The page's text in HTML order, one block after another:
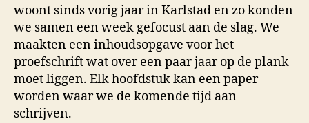
woont sinds vorig jaar in Karlstad en zo konden
we samen een week gefocust aan de slag. We
maakten een inhoudsopgave voor het
proefschrift wat over een paar jaar op de plank
moet liggen. Elk hoofdstuk kan een paper
worden waar we de komende tijd aan
schrijven.